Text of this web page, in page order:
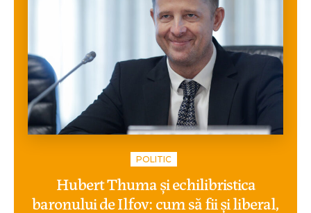
POLITIC
Hubert Thuma și echilibristica
baronului de Ilfov: cum să fii și liberal,